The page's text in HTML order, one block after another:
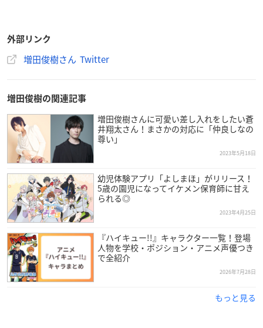
外部リンク
増田俊樹さん Twitter
増田俊樹の関連記事
増田俊樹さんに可愛い差し入れをしたい蒼
井翔太さん！まさかの対応に「仲良しなの
尊い」
2023年5月18日
幼児体験アプリ「よしまほ」がリリース！
5歳の園児になってイケメン保育師に甘え
られる◎
2023年4月25日
『ハイキュー!!』キャラクター一覧！登場
人物を学校・ポジション・アニメ声優つき
で全紹介
2026年7月28日
もっと見る